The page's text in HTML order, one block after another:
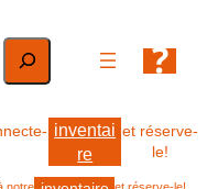
Rechercher
inventai
re
et réserve-
le!